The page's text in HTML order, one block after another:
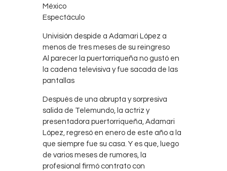
Contacts
México
Espectáculo
Univisión despide a Adamari López a
menos de tres meses de su reingreso
Al parecer la puertorriqueña no gustó en
la cadena televisiva y fue sacada de las
pantallas
Después de una abrupta y sorpresiva
salida de Telemundo, la actriz y
presentadora puertorriqueña, Adamari
López, regresó en enero de este año a la
que siempre fue su casa. Y es que, luego
de varios meses de rumores, la
profesional firmó contrato con